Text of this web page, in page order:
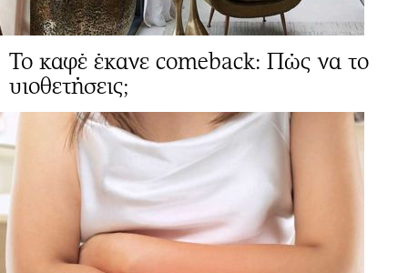
Το καφέ έκανε comeback: Πώς να το
υιοθετήσεις;